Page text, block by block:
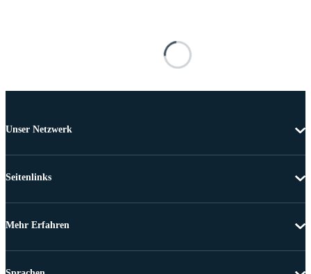
Unser Netzwerk
Seitenlinks
Mehr Erfahren